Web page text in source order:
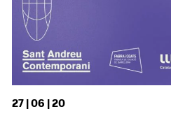
27 | 06 | 20